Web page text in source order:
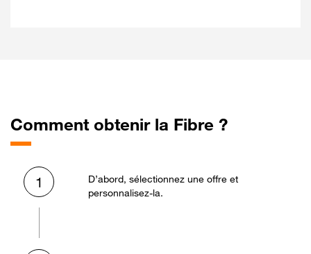
Comment obtenir la Fibre ?
1
D’abord, sélectionnez une offre et
personnalisez-la.